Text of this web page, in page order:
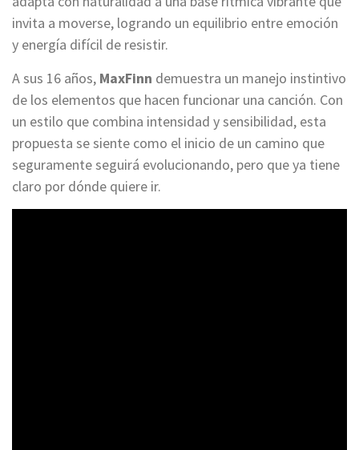
invita a moverse, logrando un equilibrio entre emoción
y energía difícil de resistir.
A sus 16 años, MaxFinn demuestra un manejo instintivo
de los elementos que hacen funcionar una canción. Con
un estilo que combina intensidad y sensibilidad, esta
propuesta se siente como el inicio de un camino que
seguramente seguirá evolucionando, pero que ya tiene
claro por dónde quiere ir.